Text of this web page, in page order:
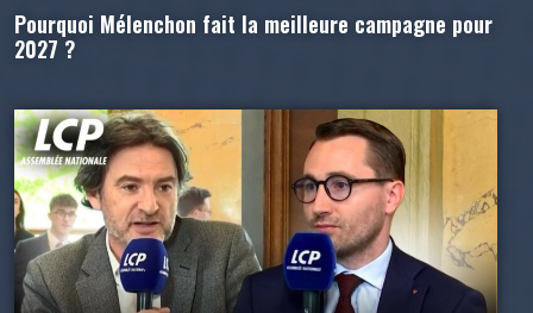
Pourquoi Mélenchon fait la meilleure campagne pour
2027 ?